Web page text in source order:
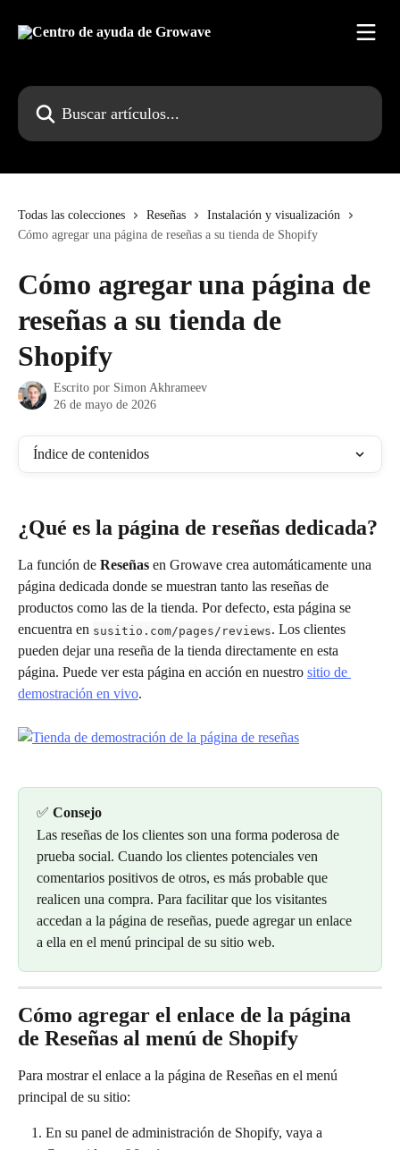
Buscar artículos...
Todas las colecciones Reseñas
Instalación y visualización
Cómo agregar una página de reseñas a su tienda de Shopify
Cómo agregar una página de
reseñas a su tienda de
Shopify
Escrito por Simon Akhrameev
26 de mayo de 2026
Índice de contenidos
¿Qué es la página de reseñas dedicada?
La función de Reseñas en Growave crea automáticamente una
página dedicada donde se muestran tanto las reseñas de
productos como las de la tienda. Por defecto, esta página se
encuentra en susitio.com/pages/reviews. Los clientes
pueden dejar una reseña de la tienda directamente en esta
página. Puede ver esta página en acción en nuestro sitio de
demostración en vivo.
✅ Consejo
Las reseñas de los clientes son una forma poderosa de
prueba social. Cuando los clientes potenciales ven
comentarios positivos de otros, es más probable que
realicen una compra. Para facilitar que los visitantes
accedan a la página de reseñas, puede agregar un enlace
a ella en el menú principal de su sitio web.
Cómo agregar el enlace de la página
de Reseñas al menú de Shopify
Para mostrar el enlace a la página de Reseñas en el menú
principal de su sitio:
En su panel de administración de Shopify, vaya a